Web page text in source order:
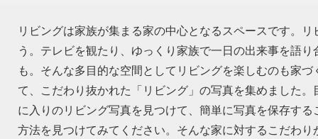
リビングは家族が集まる家の中心となるスペースです。
う。テレビを観たり、ゆっくり家族で一日の出来事を語
も。そんな多目的な空間としてリビングを楽しむのも家
て、こだわり抜かれた「リビング」の写真を集めました
に入りのリビング写真を見つけて、簡単に写真を保存す
方法を見つけてみてください。そんな家に対するこだわ